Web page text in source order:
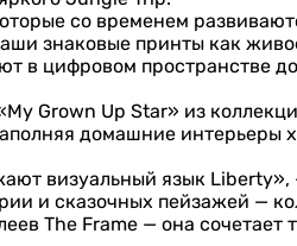
со временем
знаковые принты как
в цифровом пространстве
Grown Up Star» из
домашние интерьеры
визуальный язык
и сказочных пейзажей —
The Frame — она сочетает